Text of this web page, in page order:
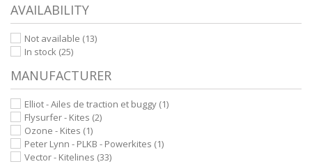
AVAILABILITY
Not available (13)
In stock (25)
MANUFACTURER
Elliot - Ailes de traction et buggy (1)
Flysurfer - Kites (2)
Ozone - Kites (1)
Peter Lynn - PLKB - Powerkites (1)
Vector - Kitelines (33)